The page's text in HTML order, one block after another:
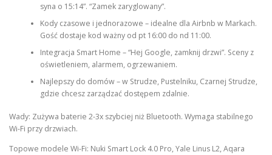
syna o 15:14”. “Zamek zaryglowany”.
Kody czasowe i jednorazowe – idealne dla Airbnb w Markach.
Gość dostaje kod ważny od pt 16:00 do nd 11:00.
Integracja Smart Home – “Hej Google, zamknij drzwi”. Sceny z
oświetleniem, alarmem, ogrzewaniem.
Najlepszy do domów – w Strudze, Pustelniku, Czarnej Strudze,
gdzie chcesz zarządzać dostępem zdalnie.
Wady: Zużywa baterie 2-3x szybciej niż Bluetooth. Wymaga stabilnego
Wi-Fi przy drzwiach.
Topowe modele Wi-Fi: Nuki Smart Lock 4.0 Pro, Yale Linus L2, Aqara